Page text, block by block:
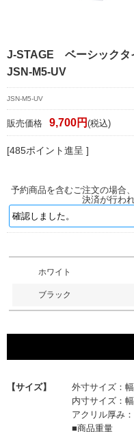
J-STAGE ベーシックタ
JSN-M5-UV
JSN-M5-UV
販売価格 9,700円 (税込)
[485ポイント進呈 ]
予約商品を含むご注文の場合
決済が行わ
ホワイト
ブラック
【サイズ】
外寸サイズ：
内寸サイズ：
アクリル厚み
■商品重量